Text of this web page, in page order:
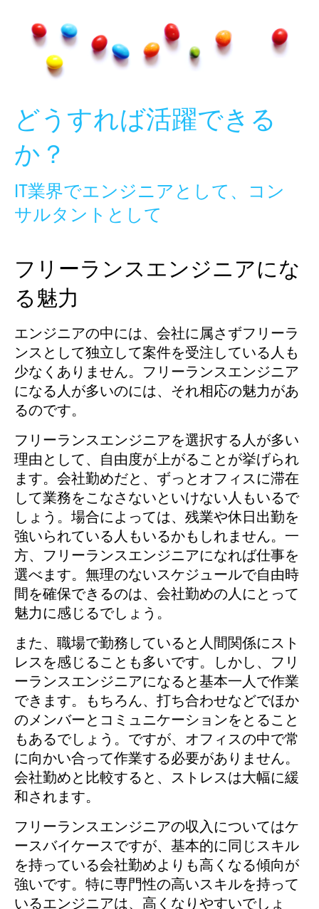
content
どうすれば活躍できる
か？
IT業界でエンジニアとして、コン
サルタントとして
フリーランスエンジニアにな
る魅力
エンジニアの中には、会社に属さずフリーラ
ンスとして独立して案件を受注している人も
少なくありません。フリーランスエンジニア
になる人が多いのには、それ相応の魅力があ
るのです。
フリーランスエンジニアを選択する人が多い
理由として、自由度が上がることが挙げられ
ます。会社勤めだと、ずっとオフィスに滞在
して業務をこなさないといけない人もいるで
しょう。場合によっては、残業や休日出勤を
強いられている人もいるかもしれません。一
方、フリーランスエンジニアになれば仕事を
選べます。無理のないスケジュールで自由時
間を確保できるのは、会社勤めの人にとって
魅力に感じるでしょう。
また、職場で勤務していると人間関係にスト
レスを感じることも多いです。しかし、フリ
ーランスエンジニアになると基本一人で作業
できます。もちろん、打ち合わせなどでほか
のメンバーとコミュニケーションをとること
もあるでしょう。ですが、オフィスの中で常
に向かい合って作業する必要がありません。
会社勤めと比較すると、ストレスは大幅に緩
和されます。
フリーランスエンジニアの収入についてはケ
ースバイケースですが、基本的に同じスキル
を持っている会社勤めよりも高くなる傾向が
強いです。特に専門性の高いスキルを持って
いるエンジニアは、高くなりやすいでしょ